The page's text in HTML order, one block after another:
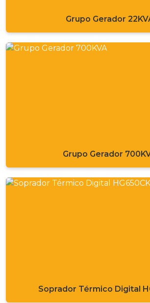
Grupo Gerador
Grupo Gerador
Soprador Térmico Digital